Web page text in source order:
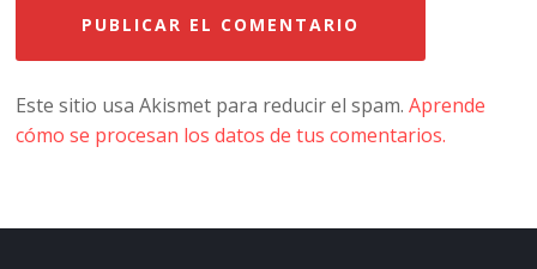
Este sitio usa Akismet para reducir el spam.Aprende
cómo se procesan los datos de tus comentarios.